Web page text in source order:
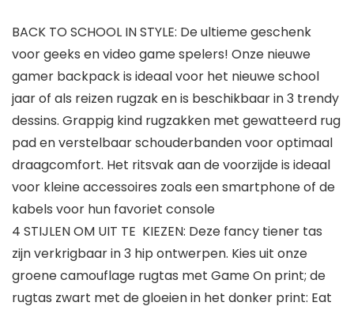
BACK TO SCHOOL IN STYLE: De ultieme geschenk
voor geeks en video game spelers! Onze nieuwe
gamer backpack is ideaal voor het nieuwe school
jaar of als reizen rugzak en is beschikbaar in 3 trendy
dessins. Grappig kind rugzakken met gewatteerd rug
pad en verstelbaar schouderbanden voor optimaal
draagcomfort. Het ritsvak aan de voorzijde is ideaal
voor kleine accessoires zoals een smartphone of de
kabels voor hun favoriet console
4 STIJLEN OM UIT TE KIEZEN: Deze fancy tiener tas
zijn verkrigbaar in 3 hip ontwerpen. Kies uit onze
groene camouflage rugtas met Game On print; de
rugtas zwart met de gloeien in het donker print: Eat